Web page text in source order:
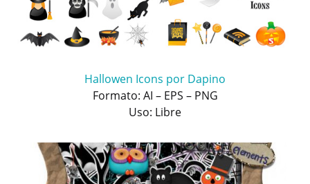
Hallowen Icons por Dapino
Formato: AI – EPS – PNG
Uso: Libre